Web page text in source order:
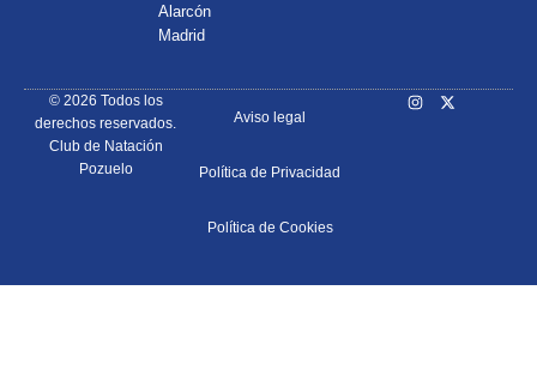
Alarcón
Madrid
© 2026 Todos los
derechos reservados.
Club de Natación
Pozuelo
Aviso legal
Política de Privacidad
Política de Cookies